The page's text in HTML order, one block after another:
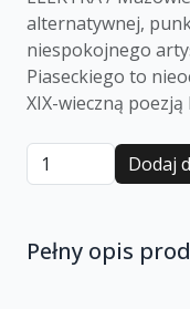
alternatywnej,
niespokojnego
Piaseckiego to
XIX-wieczną
Dodaj
Pełny opis